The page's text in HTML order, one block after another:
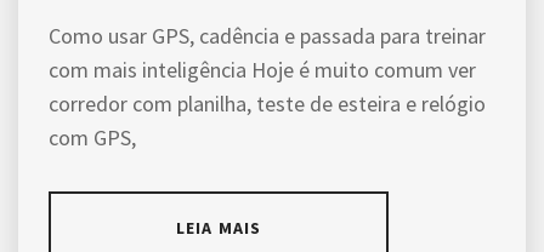
Como usar GPS, cadência e passada para treinar
com mais inteligência Hoje é muito comum ver
corredor com planilha, teste de esteira e relógio
com GPS,
LEIA MAIS